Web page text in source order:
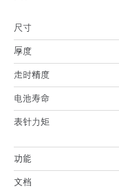
尺寸
厚度
走时精度
电池寿命
表针力矩
功能
文档